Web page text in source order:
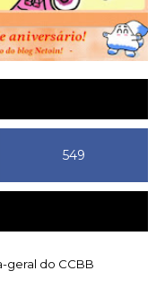
549
geral do CCBB